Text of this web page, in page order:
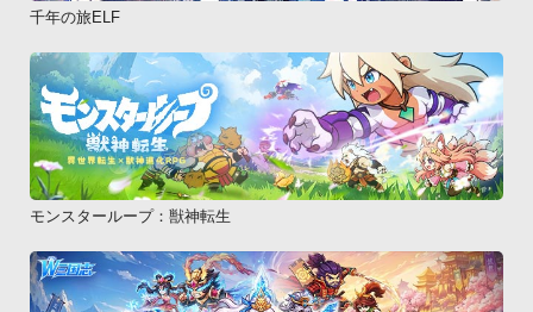
千年の旅ELF
モンスターループ：獣神転生